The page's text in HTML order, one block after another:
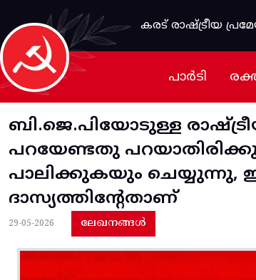
Skip to main content
കരട് രാഷ്ട്രീയ
പാർടി
ബി.ജെ.പിയോടുള്ള
പറയേണ്ടതു
പാലിക്കുകയും ചെയ്യുന്നു,
ദാസ്യത്തിന്‍റേതാണ്
29-05-2026 ലേഖനങ്ങൾ